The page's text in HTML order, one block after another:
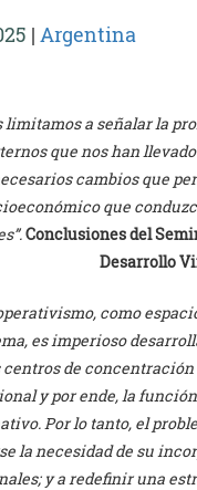
| Argentina
limitamos a señalar la
que nos han
cambios que
que
Conclusiones del
Desarrollo
como
es imperioso
de
y por ende, la
Por lo tanto, el
la necesidad de su
y a redefinir una